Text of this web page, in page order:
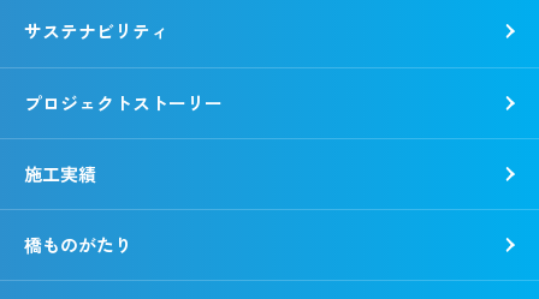
各種方針
動画で知る錢高組
事業所一覧
サステナビリティ
CSR報告書
社会
プロジェクトストーリー
施工実績
橋ものがたり